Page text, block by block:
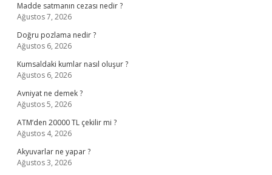
Madde satmanın cezası nedir ?
Ağustos 7, 2026
Doğru pozlama nedir ?
Ağustos 6, 2026
Kumsaldaki kumlar nasıl oluşur ?
Ağustos 6, 2026
Avniyat ne demek ?
Ağustos 5, 2026
ATM’den 20000 TL çekilir mi ?
Ağustos 4, 2026
Akyuvarlar ne yapar ?
Ağustos 3, 2026